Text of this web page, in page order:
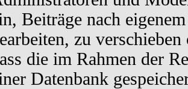
Beiträge nach
zu
die im Rahmen der
Datenbank